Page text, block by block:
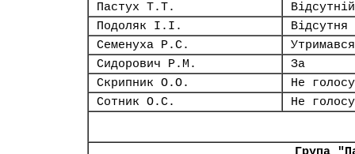
Пастух Т.Т.
Відсутній
Подоляк І.І.
Відсутня
Семенуха Р.С.
Утримався
Сидорович Р.М.
За
Скрипник О.О.
Не
Сотник О.С.
Не